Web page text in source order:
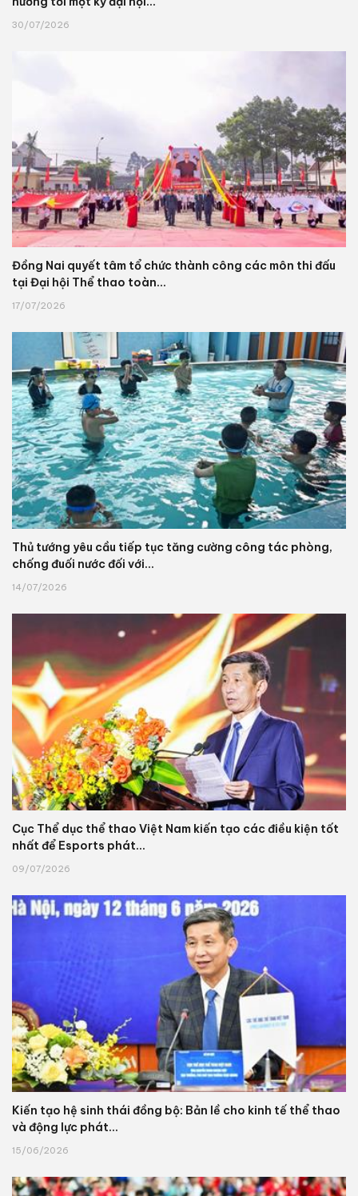
30/07/2026
Đồng Nai quyết tâm tổ chức thành công các môn thi đấu
tại Đại hội Thể thao toàn...
17/07/2026
Thủ tướng yêu cầu tiếp tục tăng cường công tác phòng,
chống đuối nước đối với...
14/07/2026
Cục Thể dục thể thao Việt Nam kiến tạo các điều kiện tốt
nhất để Esports phát...
09/07/2026
Kiến tạo hệ sinh thái đồng bộ: Bản lề cho kinh tế thể thao
và động lực phát...
15/06/2026